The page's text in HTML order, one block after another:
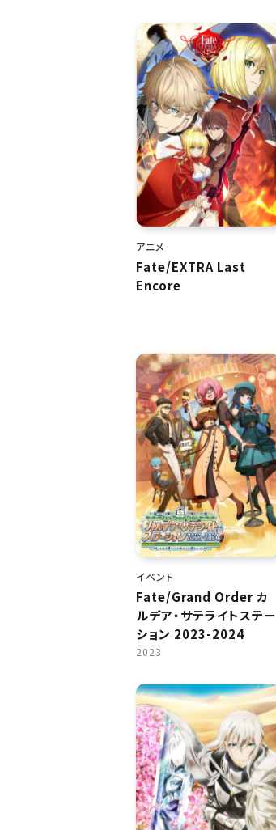
アニメ
Fate/EXTRA Last
Encore
イベント
Fate/Grand Order カ
ルデア・サテライトステー
ション 2023-2024
2023